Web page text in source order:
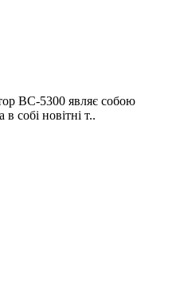
ВС-5300 являє собою
собі новітні т..